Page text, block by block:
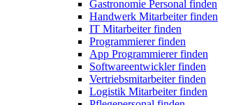
Gastronomie Personal finden
Handwerk Mitarbeiter finden
IT Mitarbeiter finden
Programmierer finden
App Programmierer finden
Softwareentwickler finden
Vertriebsmitarbeiter finden
Logistik Mitarbeiter finden